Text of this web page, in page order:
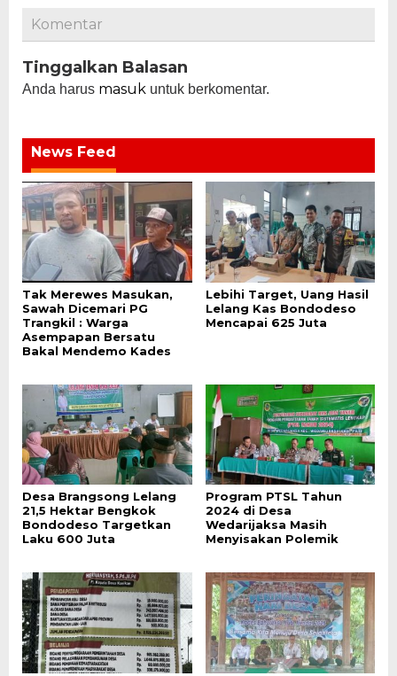
Komentar
Tinggalkan Balasan
Anda harus masuk untuk berkomentar.
News Feed
Tak Merewes Masukan,
Sawah Dicemari PG
Trangkil : Warga
Asempapan Bersatu
Bakal Mendemo Kades
Lebihi Target, Uang Hasil
Lelang Kas Bondodeso
Mencapai 625 Juta
Desa Brangsong Lelang
21,5 Hektar Bengkok
Bondodeso Targetkan
Laku 600 Juta
Program PTSL Tahun
2024 di Desa
Wedarijaksa Masih
Menyisakan Polemik